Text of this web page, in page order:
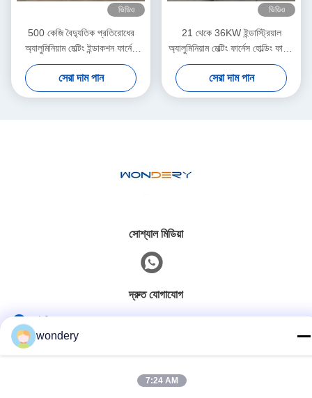
ভিডিও
500 কেজি বৈদ্যুতিক প্রতিরোধের
অ্যালুমিনিয়াম মেল্টিং ইন্ডাকশন ফার্নেস
1100 ডিগ্রি
সেরা দাম পান
ভিডিও
21 থেকে 36KW ইন্ডাস্ট্রিয়াল
অ্যালুমিনিয়াম মেল্টিং ফার্নেস হোল্ডিং ফার্নেস
ডাই কাস্টিং
সেরা দাম পান
সোশ্যাল মিডিয়া
দ্রুত যোগাযোগ
86--15305299442
wondery
7:24 AM